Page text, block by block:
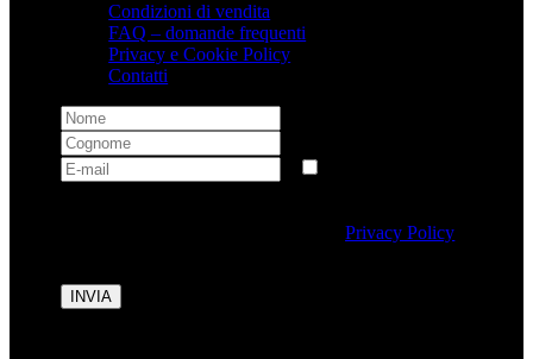
Condizioni di vendita
FAQ – domande frequenti
Privacy e Cookie Policy
Contatti
dei dati personali conformemente allaPrivacy Policy
INVIA